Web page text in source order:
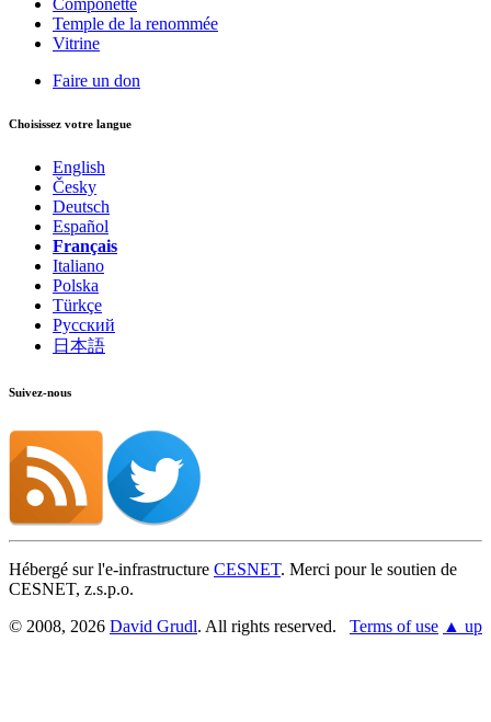
Temple de la renommée
Vitrine
Faire un don
Choisissez votre langue
English
Česky
Deutsch
Español
Français
Italiano
Polska
Türkçe
Русский
日本語
Suivez-nous
Hébergé sur l'e-infrastructure CESNET. Merci pour le soutien de
CESNET, z.s.p.o.
© 2008, 2026 David Grudl. All rights reserved. Terms of use ▲ up